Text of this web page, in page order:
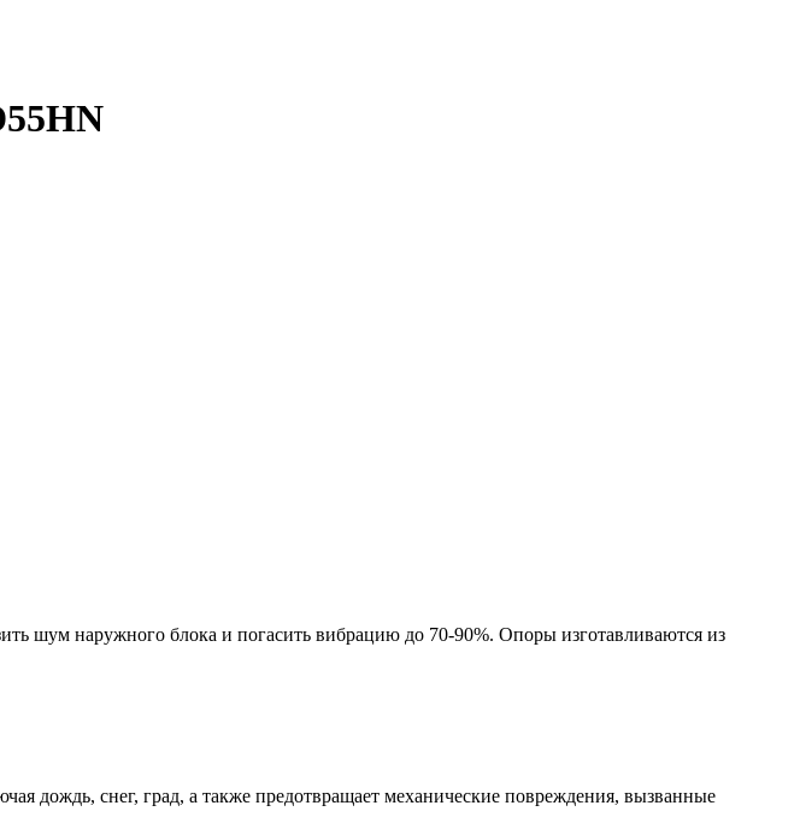
шум наружного блока и погасить вибрацию до 70-90%. Опоры изготавливаются из
дождь, снег, град, а также предотвращает механические повреждения, вызванные